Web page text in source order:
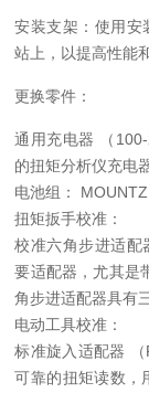
安装支架：使用安
站上，以提高性能
更换零件：
通用充电器 （
的扭矩分析仪充电
电池组：
扭矩扳手校准：
校准六角步进适配
要适配器，尤其是
角步进适配器具有
电动工具校准：
标准旋入适配器
可靠的扭矩读数，